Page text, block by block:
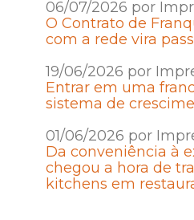
06/07/2026 por
O Contrato de
com a rede vira
19/06/2026 por
Entrar em uma
sistema de
01/06/2026 por
Da conveniência à
chegou a hora de
kitchens em